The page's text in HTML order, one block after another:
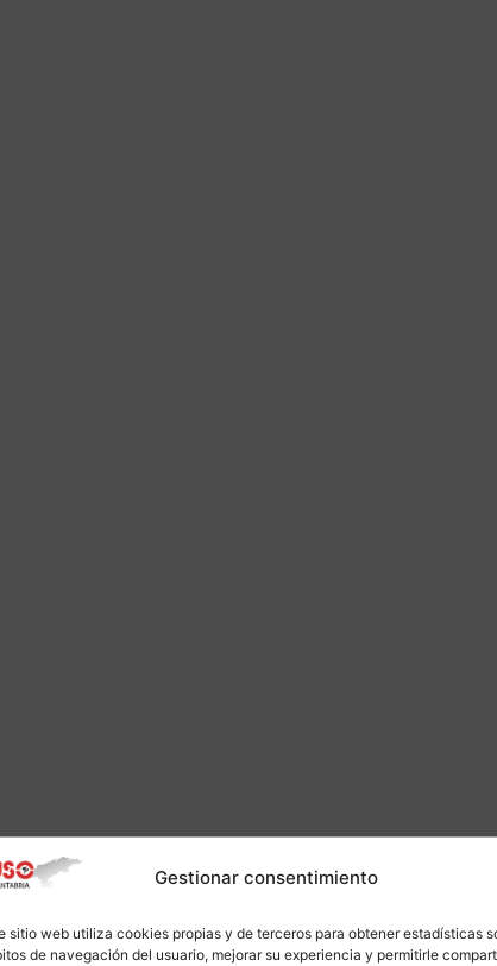
Gestionar consentimiento
sitio web utiliza cookies propias y de terceros para obtener estadísticas
de navegación del usuario, mejorar su experiencia y permitirle